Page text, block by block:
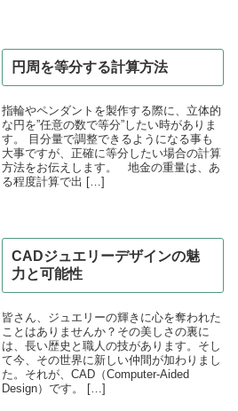
円周を等分する計算方法
指輪やペンダントを製作する際に、立体的
な円を”任意の数で等分”したい時がありま
す。 目分量で調整できるようになる事も
大事ですが、正確に等分したい場合の計算
方法をお伝えします。 地金の重量は、あ
る程度計算で出 […]
CADジュエリーデザインの魅
力と可能性
皆さん、ジュエリーの輝きに心を奪われた
ことはありませんか？その美しさの裏に
は、長い歴史と職人の技があります。そし
て今、その世界に新しい仲間が加わりまし
た。それが、CAD（Computer-Aided
Design）です。 […]